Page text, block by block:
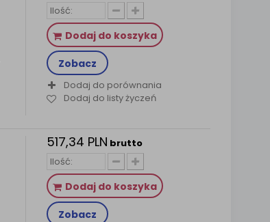
Dodaj do koszyka
Zobacz
Dodaj do porównania
Dodaj do listy życzeń
517,34 PLN brutto
Dodaj do koszyka
Zobacz